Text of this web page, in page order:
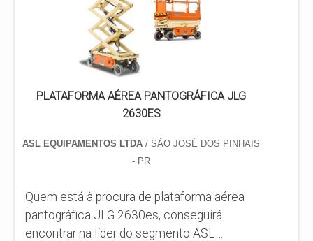
ARTICULADA A VENDA Há muitas
maneiras eficientes de demonst...
PLATAFORMA AÉREA PANTOGRÁFICA JLG
2630ES
ASL EQUIPAMENTOS LTDA/ SÃO JOSÉ DOS PINHAIS
- PR
Quem está à procura de plataforma aérea
pantográfica JLG 2630es, conseguirá
encontrar na líder do segmento ASL